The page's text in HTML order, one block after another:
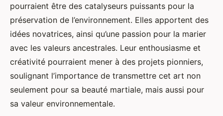
pourraient être des catalyseurs puissants pour la
préservation de l’environnement. Elles apportent des
idées novatrices, ainsi qu’une passion pour la marier
avec les valeurs ancestrales. Leur enthousiasme et
créativité pourraient mener à des projets pionniers,
soulignant l’importance de transmettre cet art non
seulement pour sa beauté martiale, mais aussi pour
sa valeur environnementale.